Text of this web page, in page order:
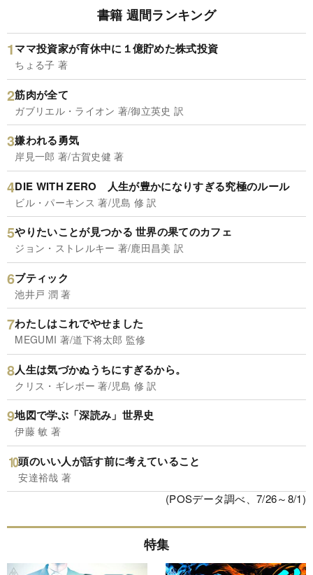
書籍 週間ランキング
ママ投資家が育休中に１億貯めた株式投資
ちょる子 著
筋肉が全て
ガブリエル・ライオン 著/御立英史 訳
嫌われる勇気
岸見一郎 著/古賀史健 著
DIE WITH ZERO 人生が豊かになりすぎる究極のルール
ビル・パーキンス 著/児島 修 訳
やりたいことが見つかる 世界の果てのカフェ
ジョン・ストレルキー 著/鹿田昌美 訳
ブティック
池井戸 潤 著
わたしはこれでやせました
MEGUMI 著/道下将太郎 監修
人生は気づかぬうちにすぎるから。
クリス・ギレボー 著/児島 修 訳
地図で学ぶ「深読み」世界史
伊藤 敏 著
頭のいい人が話す前に考えていること
安達裕哉 著
(POSデータ調べ、7/26～8/1)
特集